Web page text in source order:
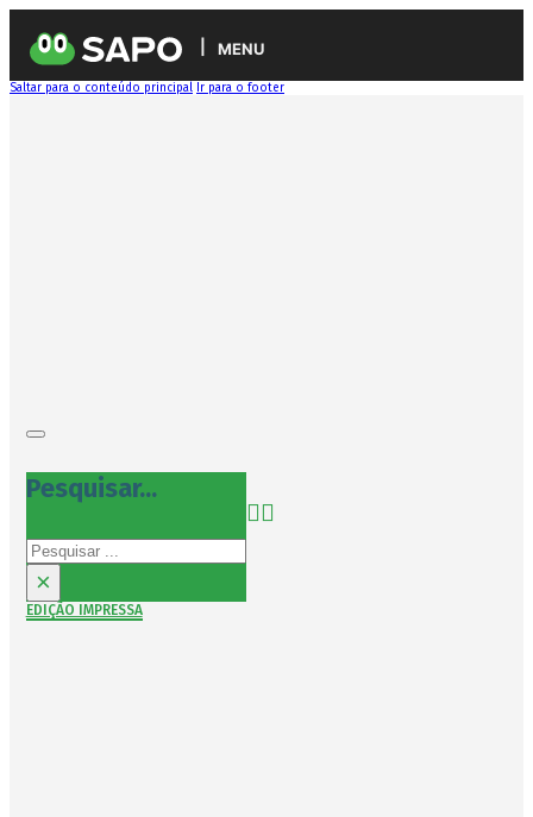
MENU
Saltar para o conteúdo principal Ir para o footer
Pesquisar...
Pesquisar
×
EDIÇÃO IMPRESSA